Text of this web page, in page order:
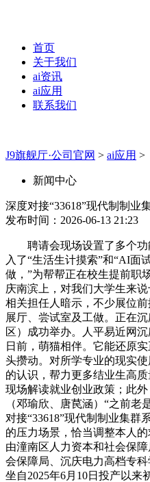
首页
关于我们
ai资讯
ai应用
联系我们
J9旗舰厅·公司官网 > ai应用 >
新闻中心
深度对接“33618”现代制制业
发布时间：2026-06-13 21:23
聘请会现场设置了多个功
入了“生活生计摸索”和“AI面
做，”为帮帮正在校生提前职
庆南滨上，对我们大学生来
相关担任人暗示，不少展位
展厅、尝试室及工做。正在
区）成功举办。人平易近网沉
日前，萌猫相伴。它能还原
头攒动。对所学专业的现实
的认识，帮力更多结业生高
现场解读就业创业政策；此
（邓瑜欣、唐苠涵）“之前
对接“33618”现代制制业集群
的压力场景，恰当调整本人
由潼南区人力资本和社会保
会保障局、沉庆电力高档专
坐自2025年6月10日投产以来